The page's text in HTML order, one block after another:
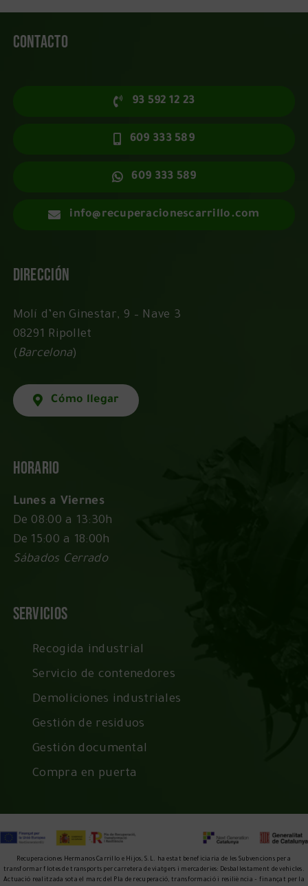
Contacto
93 592 12 23
609 333 589
609 333 589
info@recuperacionescarrillo.com
Dirección
Molí d’en Ginestar, 9 – Nave 3
08291 Ripollet
( Barcelona)
Cómo llegar
Horario
Lunes a Viernes
De 08:00 a 13:30h
De 15:00 a 18:00h
Sábados Cerrado
Servicios
Recogida industrial
Servicio de contenedores
Demoliciones industriales
Gestión de residuos
Gestión documental
Compra en puerta
Recuperaciones Hermanos Carrillo e Hijos, S.L. ha estat beneficiaria de les Subvencions per a
transformar flotes de transports per carretera de viatgers i mercaderies: Desballestament de vehicles.
Actuació realitzada sota el marc del Pla de recuperació, transformació i resiliència – finançat per la